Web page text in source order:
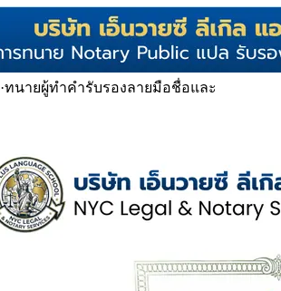
·ทนายผู้ทำคำรับรองลายมือชื่อและ